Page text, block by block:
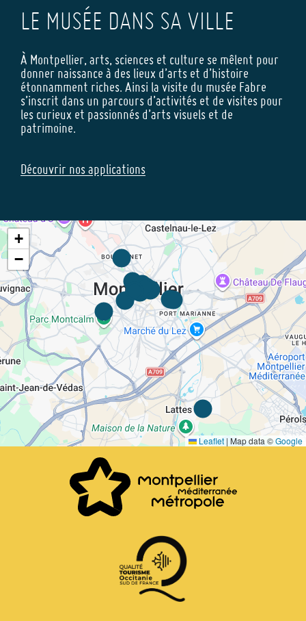
LE MUSÉE DANS SA VILLE
À Montpellier, arts, sciences et culture se mêlent pour
donner naissance à des lieux d’arts et d’histoire
étonnamment riches. Ainsi la visite du musée Fabre
s’inscrit dans un parcours d’activités et de visites pour
les curieux et passionnés d’arts visuels et de
patrimoine.
Découvrir nos applications
+
−
Leaflet | Map data ©Google